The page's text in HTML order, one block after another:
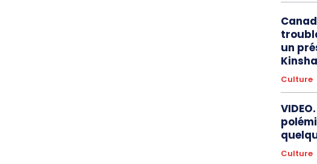
un
Culture
Culture